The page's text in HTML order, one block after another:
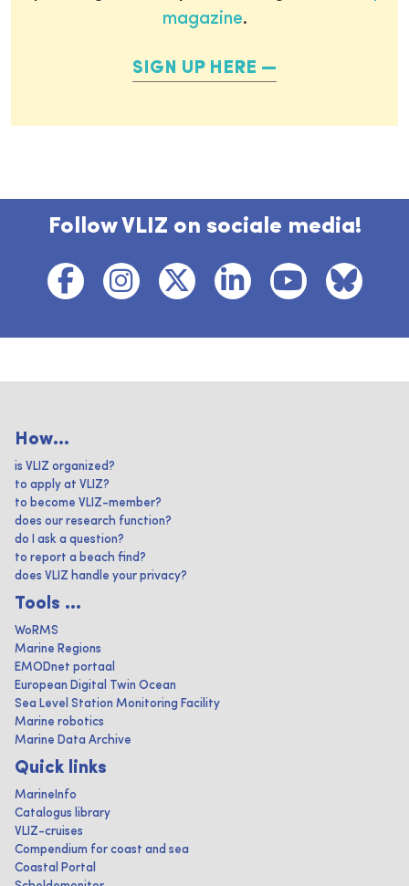
magazine.
SIGN UP HERE
Follow VLIZ on sociale media!
How...
is VLIZ organized?
to apply at VLIZ?
to become VLIZ-member?
does our research function?
do I ask a question?
to report a beach find?
does VLIZ handle your privacy?
Tools ...
WoRMS
Marine Regions
EMODnet portaal
European Digital Twin Ocean
Sea Level Station Monitoring Facility
Marine robotics
Marine Data Archive
Quick links
MarineInfo
Catalogus library
VLIZ-cruises
Compendium for coast and sea
Coastal Portal